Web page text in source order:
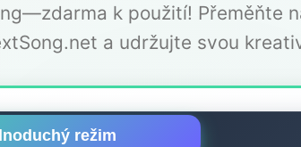
k použití! Přeměňte
a udržujte svou
režim